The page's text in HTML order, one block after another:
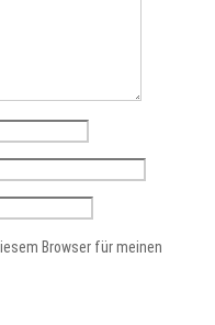
Browser für meinen